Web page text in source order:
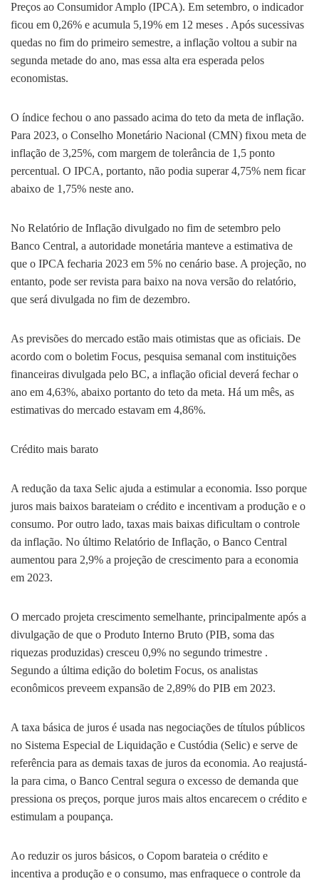
Preços ao Consumidor Amplo (IPCA). Em setembro, o indicador
ficou em 0,26% e acumula 5,19% em 12 meses . Após sucessivas
quedas no fim do primeiro semestre, a inflação voltou a subir na
segunda metade do ano, mas essa alta era esperada pelos
economistas.
O índice fechou o ano passado acima do teto da meta de inflação.
Para 2023, o Conselho Monetário Nacional (CMN) fixou meta de
inflação de 3,25%, com margem de tolerância de 1,5 ponto
percentual. O IPCA, portanto, não podia superar 4,75% nem ficar
abaixo de 1,75% neste ano.
No Relatório de Inflação divulgado no fim de setembro pelo
Banco Central, a autoridade monetária manteve a estimativa de
que o IPCA fecharia 2023 em 5% no cenário base. A projeção, no
entanto, pode ser revista para baixo na nova versão do relatório,
que será divulgada no fim de dezembro.
As previsões do mercado estão mais otimistas que as oficiais. De
acordo com o boletim Focus, pesquisa semanal com instituições
financeiras divulgada pelo BC, a inflação oficial deverá fechar o
ano em 4,63%, abaixo portanto do teto da meta. Há um mês, as
estimativas do mercado estavam em 4,86%.
Crédito mais barato
A redução da taxa Selic ajuda a estimular a economia. Isso porque
juros mais baixos barateiam o crédito e incentivam a produção e o
consumo. Por outro lado, taxas mais baixas dificultam o controle
da inflação. No último Relatório de Inflação, o Banco Central
aumentou para 2,9% a projeção de crescimento para a economia
em 2023.
O mercado projeta crescimento semelhante, principalmente após a
divulgação de que o Produto Interno Bruto (PIB, soma das
riquezas produzidas) cresceu 0,9% no segundo trimestre .
Segundo a última edição do boletim Focus, os analistas
econômicos preveem expansão de 2,89% do PIB em 2023.
A taxa básica de juros é usada nas negociações de títulos públicos
no Sistema Especial de Liquidação e Custódia (Selic) e serve de
referência para as demais taxas de juros da economia. Ao reajustá-
la para cima, o Banco Central segura o excesso de demanda que
pressiona os preços, porque juros mais altos encarecem o crédito e
estimulam a poupança.
Ao reduzir os juros básicos, o Copom barateia o crédito e
incentiva a produção e o consumo, mas enfraquece o controle da